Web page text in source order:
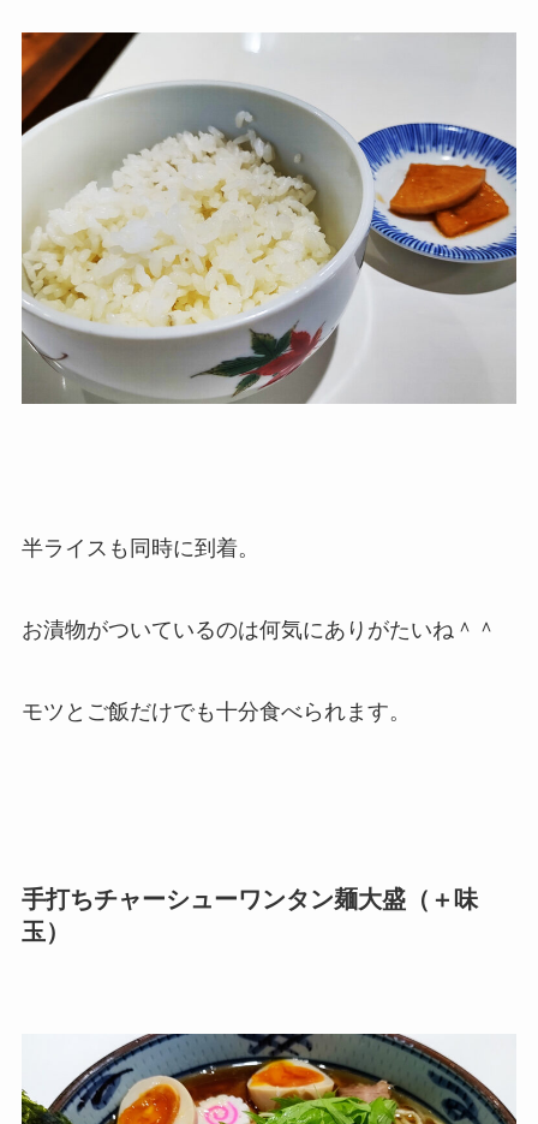
半ライスも同時に到着。
お漬物がついているのは何気にありがたいね＾＾
モツとご飯だけでも十分食べられます。
手打ちチャーシューワンタン麺大盛（＋味
玉）